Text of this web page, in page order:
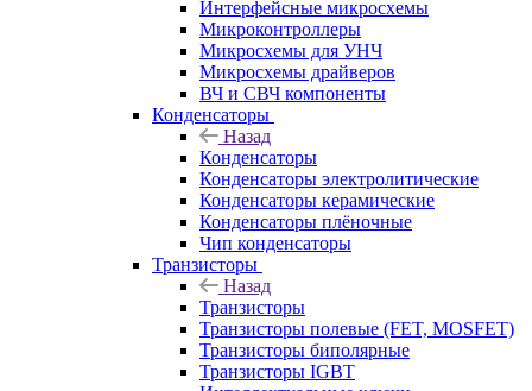
Интерфейсные микросхемы
Микроконтроллеры
Микросхемы для УНЧ
Микросхемы драйверов
ВЧ и СВЧ компоненты
Конденсаторы
Назад
Конденсаторы
Конденсаторы электролитические
Конденсаторы керамические
Конденсаторы плёночные
Чип конденсаторы
Транзисторы
Назад
Транзисторы
Транзисторы полевые (FET, MOSFET)
Транзисторы биполярные
Транзисторы IGBT